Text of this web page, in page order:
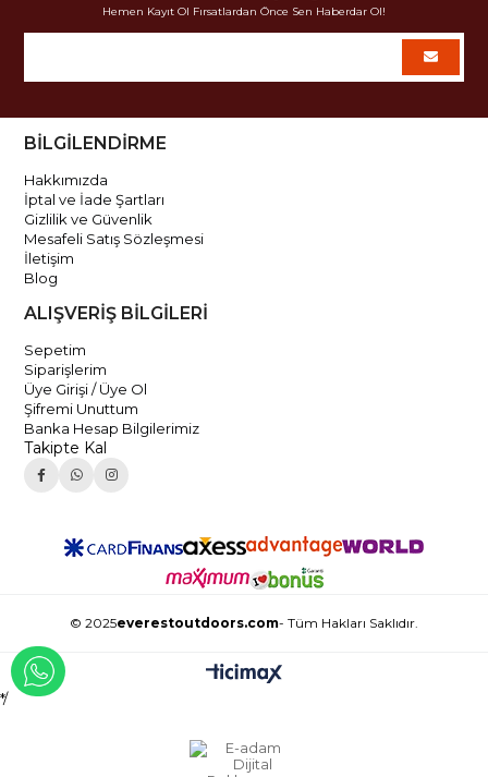
Hemen Kayıt Ol Fırsatlardan Önce Sen Haberdar Ol!
BİLGİLENDİRME
Hakkımızda
İptal ve İade Şartları
Gizlilik ve Güvenlik
Mesafeli Satış Sözleşmesi
İletişim
Blog
ALIŞVERİŞ BİLGİLERİ
Sepetim
Siparişlerim
Üye Girişi / Üye Ol
Şifremi Unuttum
Banka Hesap Bilgilerimiz
Takipte Kal
© 2025everestoutdoors.com- Tüm Hakları Saklıdır.
*/
WHATSAPP İLE İLETİŞİME GEÇ